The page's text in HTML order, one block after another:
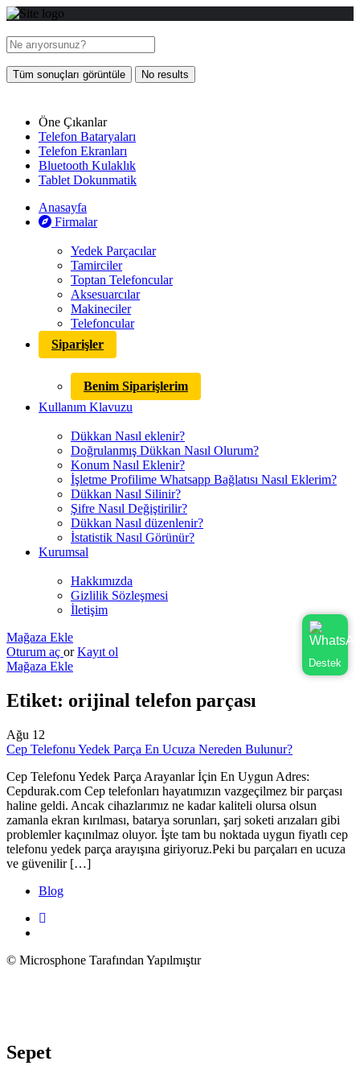
Tüm sonuçları görüntüle No results
Öne Çıkanlar
Telefon Bataryaları
Telefon Ekranları
Bluetooth Kulaklık
Tablet Dokunmatik
Anasayfa
Firmalar
Yedek Parçacılar
Tamirciler
Toptan Telefoncular
Aksesuarcılar
Makineciler
Telefoncular
Siparişler
Benim Siparişlerim
Kullanım Klavuzu
Dükkan Nasıl eklenir?
Doğrulanmış Dükkan Nasıl Olurum?
Konum Nasıl Eklenir?
İşletme Profilime Whatsapp Bağlatısı Nasıl Eklerim?
Dükkan Nasıl Silinir?
Şifre Nasıl Değiştirilir?
Dükkan Nasıl düzenlenir?
İstatistik Nasıl Görünür?
Kurumsal
Hakkımızda
Gizlilik Sözleşmesi
İletişim
Mağaza Ekle
Oturum aç or Kayıt ol
Mağaza Ekle
Etiket: orijinal telefon parçası
Ağu 12
Cep Telefonu Yedek Parça En Ucuza Nereden Bulunur?
Cep Telefonu Yedek Parça Arayanlar İçin En Uygun Adres:
Cepdurak.com Cep telefonları hayatımızın vazgeçilmez bir parçası
haline geldi. Ancak cihazlarımız ne kadar kaliteli olursa olsun
zamanla ekran kırılması, batarya sorunları, şarj soketi arızaları gibi
problemler kaçınılmaz oluyor. İşte tam bu noktada uygun fiyatlı cep
telefonu yedek parça arayışına giriyoruz.Peki bu parçaları en ucuza
ve güvenilir […]
Blog
© Microsphone Tarafından Yapılmıştır
Sepet
Destek